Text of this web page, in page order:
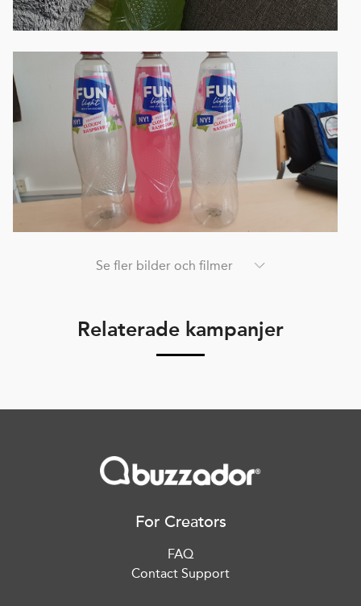
Se fler bilder och filmer
Relaterade kampanjer
For Creators
FAQ
Contact Support